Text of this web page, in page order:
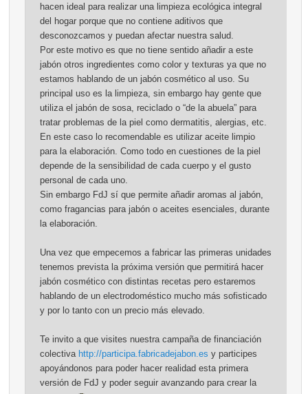
hacen ideal para realizar una limpieza ecológica integral
del hogar porque que no contiene aditivos que
desconozcamos y puedan afectar nuestra salud.
Por este motivo es que no tiene sentido añadir a este
jabón otros ingredientes como color y texturas ya que no
estamos hablando de un jabón cosmético al uso. Su
principal uso es la limpieza, sin embargo hay gente que
utiliza el jabón de sosa, reciclado o “de la abuela” para
tratar problemas de la piel como dermatitis, alergias, etc.
En este caso lo recomendable es utilizar aceite limpio
para la elaboración. Como todo en cuestiones de la piel
depende de la sensibilidad de cada cuerpo y el gusto
personal de cada uno.
Sin embargo FdJ sí que permite añadir aromas al jabón,
como fragancias para jabón o aceites esenciales, durante
la elaboración.
Una vez que empecemos a fabricar las primeras unidades
tenemos prevista la próxima versión que permitirá hacer
jabón cosmético con distintas recetas pero estaremos
hablando de un electrodoméstico mucho más sofisticado
y por lo tanto con un precio más elevado.
Te invito a que visites nuestra campaña de financiación
colectiva http://participa.fabricadejabon.es y participes
apoyándonos para poder hacer realidad esta primera
versión de FdJ y poder seguir avanzando para crear la